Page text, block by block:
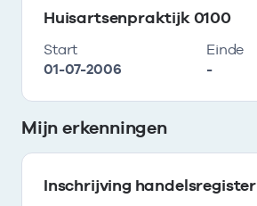
Huisartsenpraktijk 0100
Start
01-07-2006
Einde
-
Mijn erkenningen
Inschrijving handelsregister